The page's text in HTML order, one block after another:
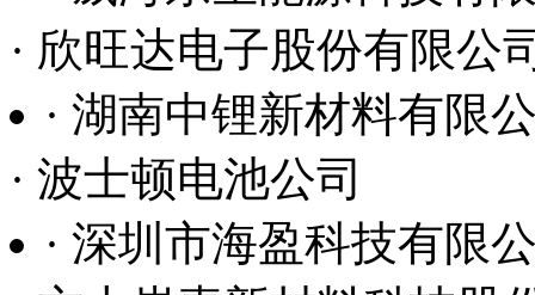
· 方大炭素新材料科技股
· 宁波麦力新能源股份
· 安徽天康（集团）股份
· 四川汽车工业股份有